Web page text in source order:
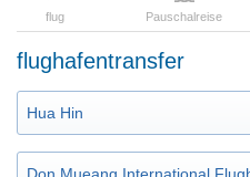
flug Pauschalreise
flughafentransfer